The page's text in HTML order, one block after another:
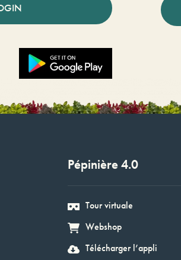
Pépinière 4.0
Tour virtuale
Webshop
Télécharger l’appli